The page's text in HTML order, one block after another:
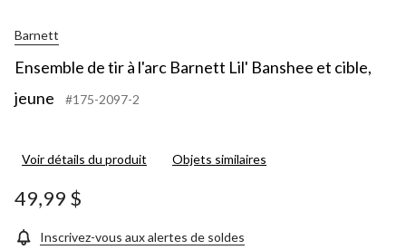
Barnett
Ensemble de tir à l'arc Barnett Lil' Banshee et cible,
jeune
#175-2097-2
Voir détails du produit Objets similaires
49,99 $
Inscrivez-vous aux alertes de soldes